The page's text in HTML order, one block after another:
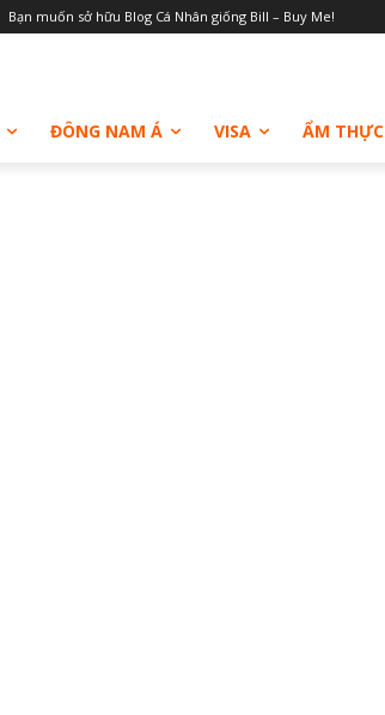
Bạn muốn sở hữu Blog Cá Nhân giống Bill – Buy Me!
ĐÔNG NAM Á VISA ẨM THỰC